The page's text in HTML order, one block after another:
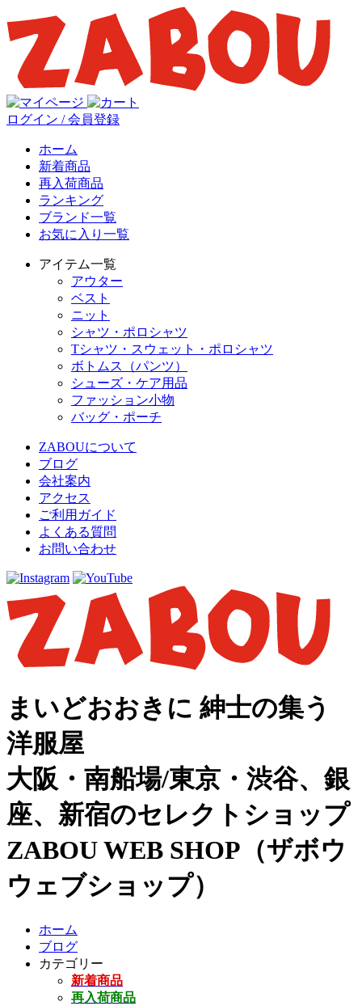
ログイン / 会員登録
ホーム
新着商品
再入荷商品
ランキング
ブランド一覧
お気に入り一覧
アイテム一覧
アウター
ベスト
ニット
シャツ・ポロシャツ
Tシャツ・スウェット・ポロシャツ
ボトムス（パンツ）
シューズ・ケア用品
ファッション小物
バッグ・ポーチ
ZABOUについて
ブログ
会社案内
アクセス
ご利用ガイド
よくある質問
お問い合わせ
まいどおおきに 紳士の集う
洋服屋
大阪・南船場/東京・渋谷、銀
座、新宿のセレクトショップ
ZABOU WEB SHOP（ザボウ
ウェブショップ）
ホーム
ブログ
カテゴリー
新着商品
再入荷商品